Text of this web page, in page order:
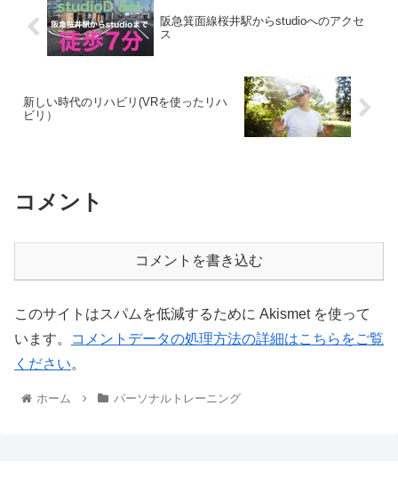
阪急箕面線桜井駅からstudioへのアクセ
ス
新しい時代のリハビリ(VRを使ったリハ
ビリ）
コメント
コメントを書き込む
このサイトはスパムを低減するために Akismet を使って
います。
コメントデータの処理方法の詳細はこちらをご覧
ください。
ホーム パーソナルトレーニング